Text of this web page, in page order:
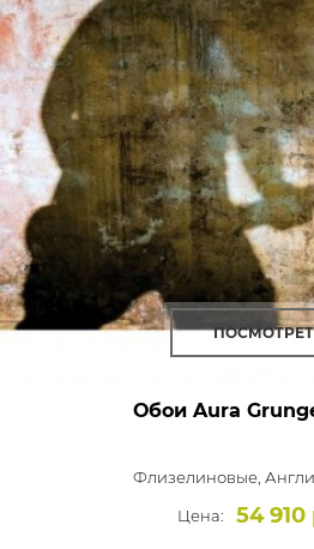
Обои Aura
Флизелиновые,
Цена:
54 910